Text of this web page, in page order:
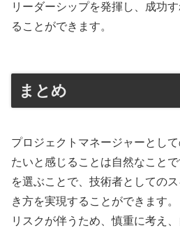
リーダーシップを発揮し、成功
ることができます。
まとめ
プロジェクトマネージャーとし
たいと感じることは自然なこと
を選ぶことで、技術者としての
き方を実現することができます
リスクが伴うため、慎重に考え